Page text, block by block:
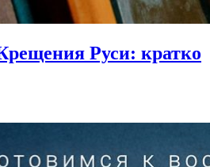
Руси: кратко